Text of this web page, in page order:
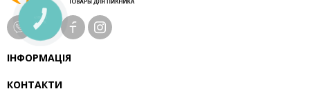
ІНФОРМАЦІЯ
КОНТАКТИ
КНОПКА
ЗВ'ЯЗКУ